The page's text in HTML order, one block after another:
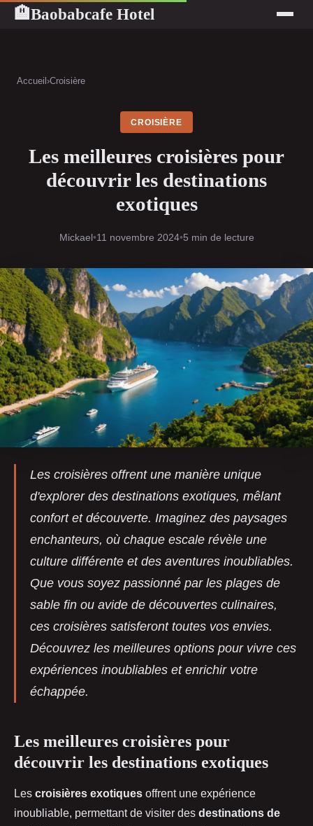
🏨Baobabcafe Hotel
Accueil ›Croisière
CROISIÈRE
Les meilleures croisières pour
découvrir les destinations
exotiques
Mickael•11 novembre 2024•5 min de lecture
Les croisières offrent une manière unique
d'explorer des destinations exotiques, mêlant
confort et découverte. Imaginez des paysages
enchanteurs, où chaque escale révèle une
culture différente et des aventures inoubliables.
Que vous soyez passionné par les plages de
sable fin ou avide de découvertes culinaires,
ces croisières satisferont toutes vos envies.
Découvrez les meilleures options pour vivre ces
expériences inoubliables et enrichir votre
échappée.
Les meilleures croisières pour
découvrir les destinations exotiques
Les croisières exotiques offrent une expérience
inoubliable, permettant de visiter des destinations de